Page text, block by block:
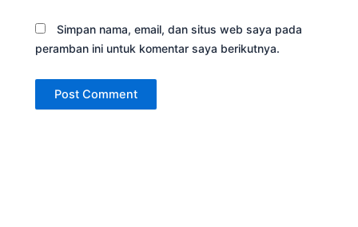
Simpan nama, email, dan situs web saya pada
peramban ini untuk komentar saya berikutnya.